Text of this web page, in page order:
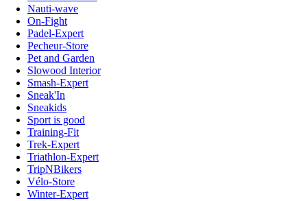
Nauti-wave
On-Fight
Padel-Expert
Pecheur-Store
Pet and Garden
Slowood Interior
Smash-Expert
Sneak'In
Sneakids
Sport is good
Training-Fit
Trek-Expert
Triathlon-Expert
TripNBikers
Vélo-Store
Winter-Expert